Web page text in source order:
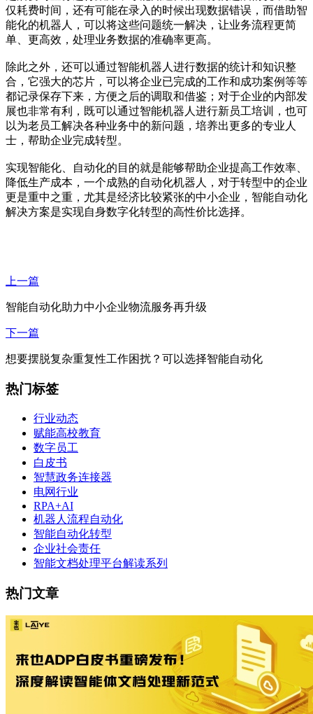
仅耗费时间，还有可能在录入的时候出现数据错误，而借助智
能化的机器人，可以将这些问题统一解决，让业务流程更简
单、更高效，处理业务数据的准确率更高。
除此之外，还可以通过智能机器人进行数据的统计和知识整
合，它强大的芯片，可以将企业已完成的工作和成功案例等等
都记录保存下来，方便之后的调取和借鉴；对于企业的内部发
展也非常有利，既可以通过智能机器人进行新员工培训，也可
以为老员工解决各种业务中的新问题，培养出更多的专业人
士，帮助企业完成转型。
实现智能化、自动化的目的就是能够帮助企业提高工作效率、
降低生产成本，一个成熟的自动化机器人，对于转型中的企业
更是重中之重，尤其是经济比较紧张的中小企业，智能自动化
解决方案是实现自身数字化转型的高性价比选择。
上一篇
智能自动化助力中小企业物流服务再升级
下一篇
想要摆脱复杂重复性工作困扰？可以选择智能自动化
热门标签
行业动态
赋能高校教育
数字员工
白皮书
智慧政务连接器
电网行业
RPA+AI
机器人流程自动化
智能自动化转型
企业社会责任
智能文档处理平台解读系列
热门文章